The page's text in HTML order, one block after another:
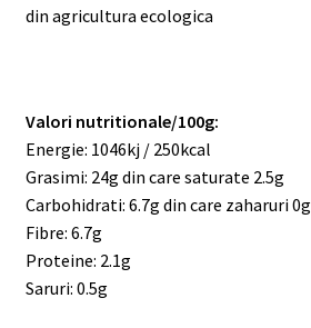
din agricultura ecologica
Valori nutritionale/100g:
Energie: 1046kj / 250kcal
Grasimi: 24g din care saturate 2.5g
Carbohidrati: 6.7g din care zaharuri 0g
Fibre: 6.7g
Proteine: 2.1g
Saruri: 0.5g